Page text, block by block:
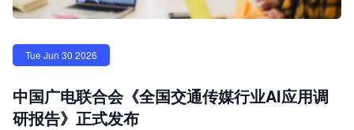
Tue Jun 30 2026
中国广电联合会《全国交通传媒行业AI应用调
研报告》正式发布